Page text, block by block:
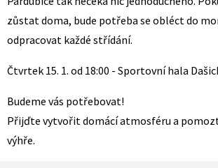
zůstat doma, bude potřeba se obléct do
odpracovat každé střídání.
Čtvrtek 15. 1. od 18:00 - Sportovní hala
Budeme vás potřebovat!
Přijďte vytvořit domácí atmosféru a
výhře.